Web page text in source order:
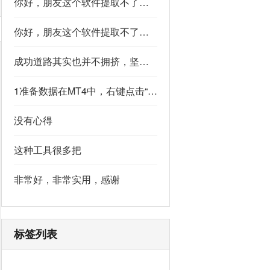
你好，朋友这个软件提取不了如果你看到了，能不能把这个纯净版的发我邮箱里不
成功道路其实也并不拥挤，坚持下去的人，少之又少,说的真好
1准备数据在MT4中，右键点击“账户历史” → 选择“保存为详细户口结单” → 保存为一个HTML文件。用Excel打开这个HTML文件，或者打开它并复制全部内容，粘贴到一个空白Excel工作表中。2使用你的.xlsm文件打开你已经保存好的“MT4报表合并神器.xlsm”文件。将上一步中未处理的两行数据，复制并粘贴到这个.xlsm文件的第一个工作表中。3运行宏在Excel中，按快捷键 Alt + F8 打开“宏”对话框。选择名为 MergeMT4Statement_Ultimate 的宏，然后点击“执行”或“运行”。4完成宏运行后，你会发现原本错位成两行的数据，已经自动合并成一行了。
没有心得
这种工具很多把
非常好，非常实用，感谢
标签列表